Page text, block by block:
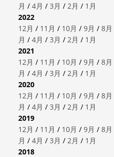
月 / 4月 / 3月 / 2月 / 1月
2022
12月 / 11月 / 10月 / 9月 / 8月
月 / 4月 / 3月 / 2月 / 1月
2021
12月 / 11月 / 10月 / 9月 / 8月
月 / 4月 / 3月 / 2月 / 1月
2020
12月 / 11月 / 10月 / 9月 / 8月
月 / 4月 / 3月 / 2月 / 1月
2019
12月 / 11月 / 10月 / 9月 / 8月
月 / 4月 / 3月 / 2月 / 1月
2018